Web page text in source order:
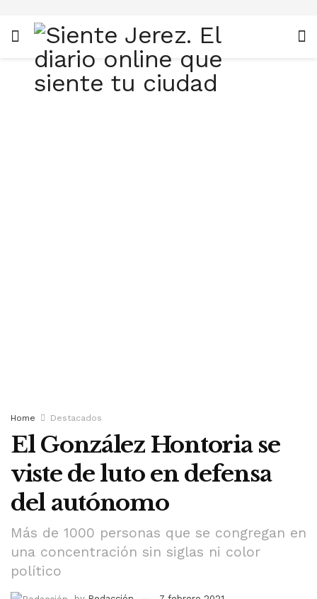
Home Destacados
El González Hontoria se
viste de luto en defensa
del autónomo
Más de 1000 personas que se congregan en
una concentración sin siglas ni color
político